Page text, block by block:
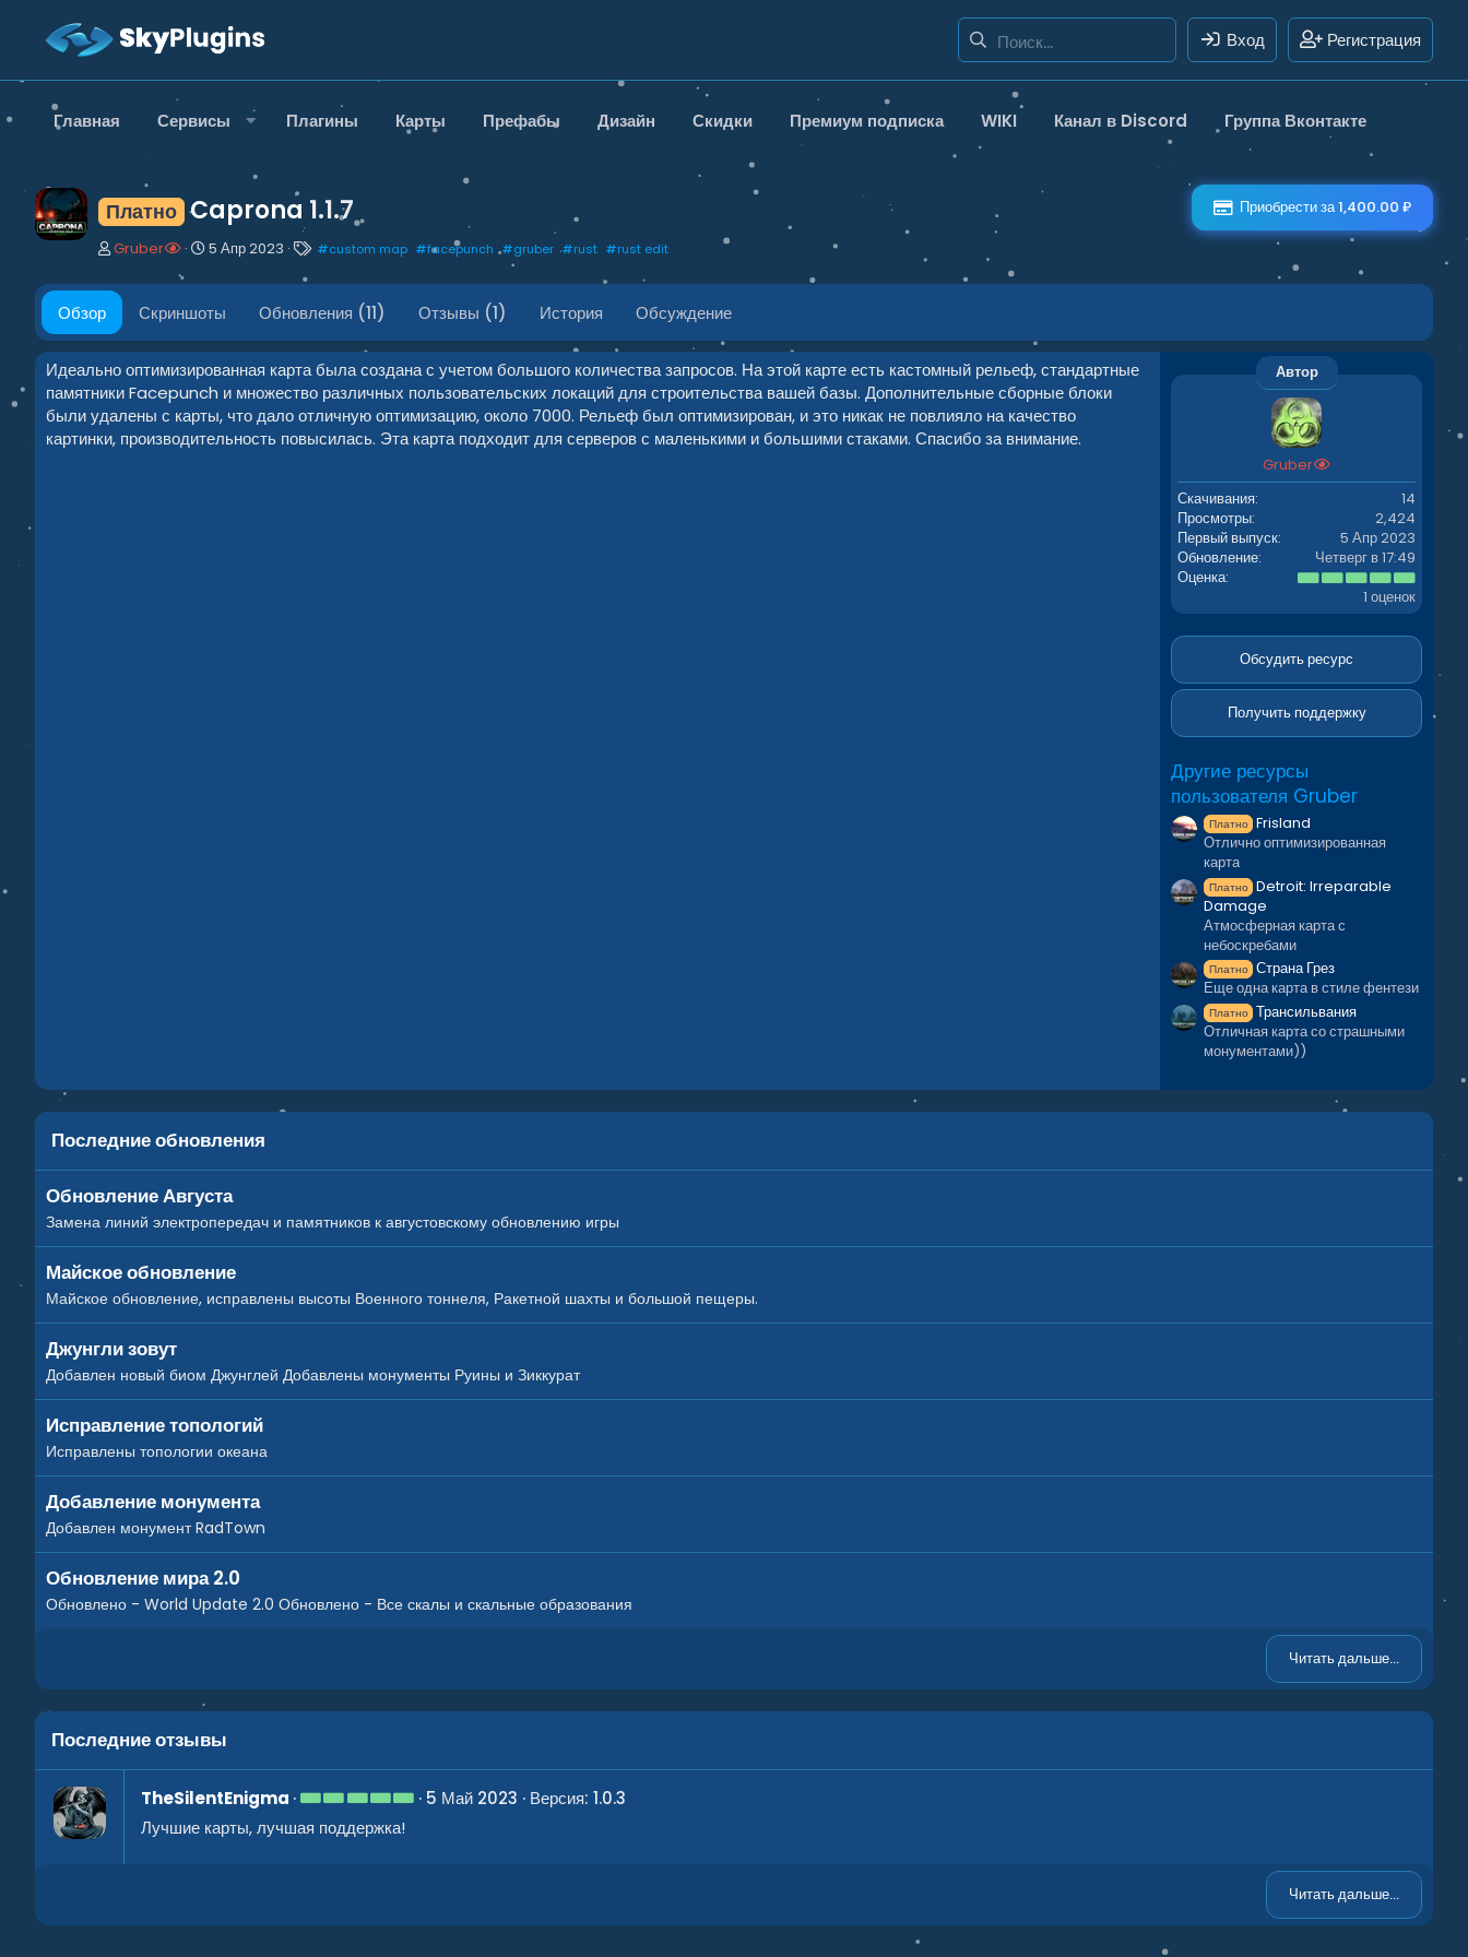
Вход Регистрация
Главная Сервисы Плагины Карты Префабы Дизайн Скидки Премиум подписка WIKI Канал в Discord Группа Вконтакте
Платно Caprona 1.1.7
Приобрести за 1,400.00 ₽
А
т
р
Gruber
Д
т
а
с
о
з
д
а
н
и
5 Апр 2023
Т
г
и
#custom map #facepunch #gruber #rust #rust edit
Обзор Скриншоты Обновления (11) Отзывы (1) История Обсуждение
Идеально оптимизированная карта была создана с учетом большого количества запросов. На этой карте есть кастомный рельеф, стандартные
памятники Facepunch и множество различных пользовательских локаций для строительства вашей базы. Дополнительные сборные блоки
были удалены с карты, что дало отличную оптимизацию, около 7000. Рельеф был оптимизирован, и это никак не повлияло на качество
картинки, производительность повысилась. Эта карта подходит для серверов с маленькими и большими стаками. Спасибо за внимание.
Автор
Gruber
Скачивания
14
Просмотры
2,424
Первый выпуск
5 Апр 2023
Обновление
Четверг в 17:49
Оценка
5
.
0
з
ё
з
1 оценок
Обсудить ресурс
Получить поддержку
Другие ресурсы
пользователя Gruber
Платно Frisland
Отлично оптимизированная
карта
Платно Detroit: Irreparable
Damage
Атмосферная карта с
небоскребами
Платно Страна Грез
Еще одна карта в стиле фентези
Платно Трансильвания
Отличная карта со страшными
монументами))
Последние обновления
Обновление Августа
Замена линий электропередач и памятников к августовскому обновлению игры
Майское обновление
Майское обновление, исправлены высоты Военного тоннеля, Ракетной шахты и большой пещеры.
Джунгли зовут
Добавлен новый биом Джунглей Добавлены монументы Руины и Зиккурат
Исправление топологий
Исправлены топологии океана
Добавление монумента
Добавлен монумент RadTown
Обновление мира 2.0
Обновлено - World Update 2.0 Обновлено - Все скалы и скальные образования
Читать дальше...
Последние отзывы
TheSilentEnigma 5
д
5 Май 2023
Версия: 1.0.3
Лучшие карты, лучшая поддержка!
Читать дальше...